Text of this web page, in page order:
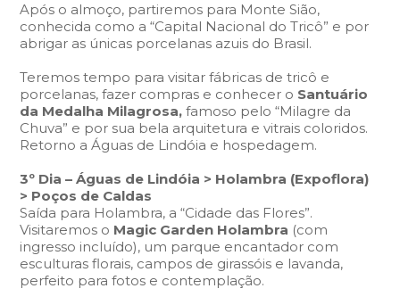
Após o almoço, partiremos para Monte Sião,
conhecida como a“Capital Nacional do Tricô” e por
abrigar as únicas porcelanas azuis do Brasil.
Teremos tempo para visitar fábricas de tricô e
porcelanas, fazer compras e conhecer o Santuário
da Medalha Milagrosa,famoso pelo“Milagre da
Chuva” e por sua bela arquitetura e vitrais coloridos.
Retorno a Águas de Lindóia e hospedagem.
3º Dia – Águas de Lindóia > Holambra (Expoflora)
> Poços de Caldas
Saída para Holambra, a“Cidade das Flores”.
Visitaremos o Magic Garden Holambra (com
ingresso incluído), um parque encantador com
esculturas florais, campos de girassóis e lavanda,
perfeito para fotos e contemplação.